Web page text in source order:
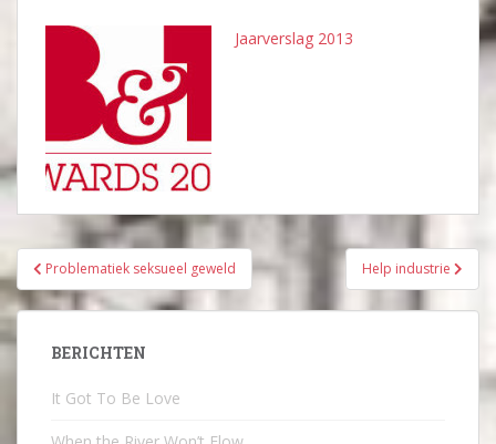
n
Jaarverslag 2013
Bericht
navigatie
Problematiek seksueel geweld Help industrie
BERICHTEN
It Got To Be Love